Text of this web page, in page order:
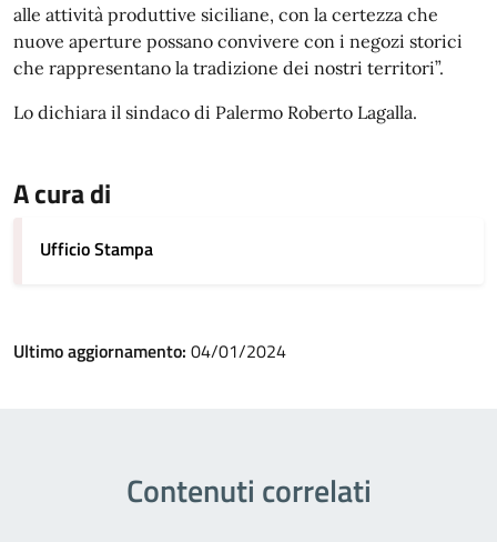
alle attività produttive siciliane, con la certezza che
nuove aperture possano convivere con i negozi storici
che rappresentano la tradizione dei nostri territori”.
Lo dichiara il sindaco di Palermo Roberto Lagalla.
A cura di
Ufficio Stampa
Ultimo aggiornamento: 04/01/2024
Contenuti correlati